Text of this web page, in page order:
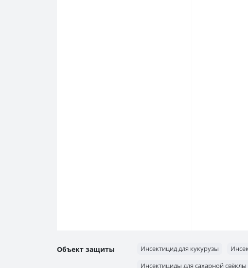
Объект защиты Инсектицид для кукурузы
Инсектициды для сахарной свёклы